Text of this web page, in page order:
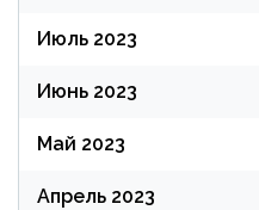
Июль 2023
Июнь 2023
Май 2023
Апрель 2023